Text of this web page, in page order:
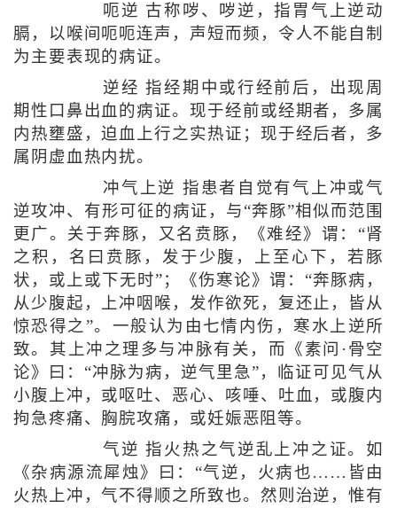
呃逆 古称哕、哕逆，指胃气上逆动
膈，以喉间呃呃连声，声短而频，令人不能自制
为主要表现的病证。
逆经 指经期中或行经前后，出现周
期性口鼻出血的病证。现于经前或经期者，多属
内热壅盛，迫血上行之实热证；现于经后者，多
属阴虚血热内扰。
冲气上逆 指患者自觉有气上冲或气
逆攻冲、有形可征的病证，与“奔豚”相似而范围
更广。关于奔豚，又名贲豚，《难经》谓：“肾
之积，名曰贲豚，发于少腹，上至心下，若豚
状，或上或下无时”；《伤寒论》谓：“奔豚病，
从少腹起，上冲咽喉，发作欲死，复还止，皆从
惊恐得之”。一般认为由七情内伤，寒水上逆所
致。其上冲之理多与冲脉有关，而《素问·骨空
论》曰：“冲脉为病，逆气里急”，临证可见气从
小腹上冲，或呕吐、恶心、咳唾、吐血，或腹内
拘急疼痛、胸脘攻痛，或妊娠恶阻等。
气逆 指火热之气逆乱上冲之证。如
《杂病源流犀烛》曰：“气逆，火病也……皆由
火热上冲，气不得顺之所致也。然则治逆，惟有